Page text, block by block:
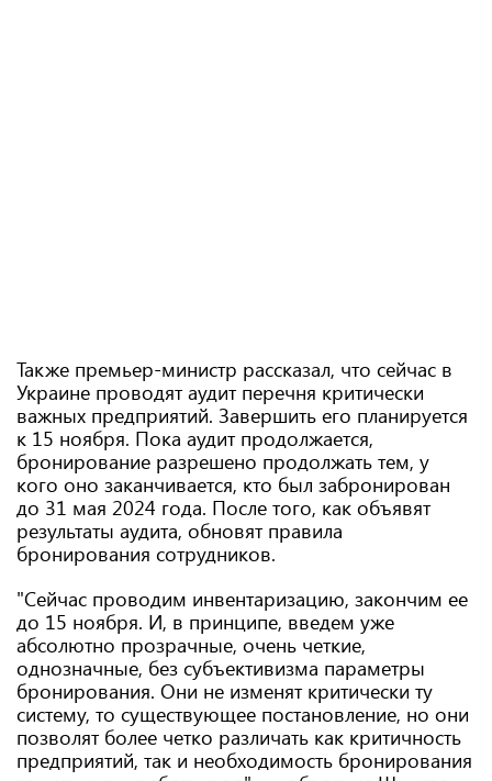
Также премьер-министр рассказал, что сейчас в
Украине проводят аудит перечня критически
важных предприятий. Завершить его планируется
к 15 ноября. Пока аудит продолжается,
бронирование разрешено продолжать тем, у
кого оно заканчивается, кто был забронирован
до 31 мая 2024 года. После того, как объявят
результаты аудита, обновят правила
бронирования сотрудников.
"Сейчас проводим инвентаризацию, закончим ее
до 15 ноября. И, в принципе, введем уже
абсолютно прозрачные, очень четкие,
однозначные, без субъективизма параметры
бронирования. Они не изменят критически ту
систему, то существующее постановление, но они
позволят более четко различать как критичность
предприятий, так и необходимость бронирования